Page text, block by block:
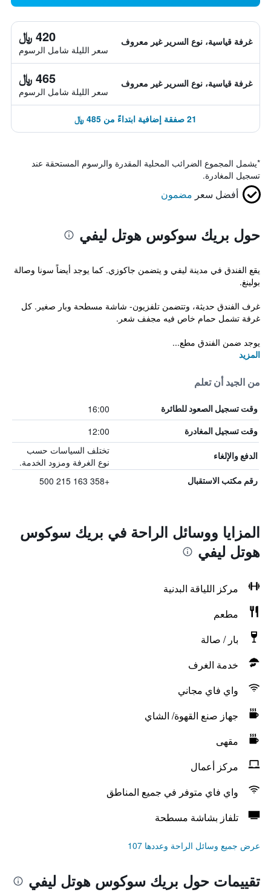
غرفة قياسية، نوع السرير غير معروف 420 ﷼
سعر الليلة شامل الرسوم
غرفة قياسية، نوع السرير غير معروف 465 ﷼
سعر الليلة شامل الرسوم
21 صفقة إضافية ابتداءً من 485 ﷼
*يشمل المجموع الضرائب المحلية المقدرة والرسوم المستحقة عند
تسجيل المغادرة.
أفضل سعر مضمون
حول بريك سوكوس هوتل ليفي
يقع الفندق في مدينة ليفي و يتضمن جاكوزي. كما يوجد أيضاً سونا وصالة
بولينغ.
غرف الفندق حديثة، وتتضمن تلفزيون- شاشة مسطحة وبار صغير. كل
غرفة تشمل حمام خاص فيه مجفف شعر.
يوجد ضمن الفندق مطع...
المزيد
من الجيد أن تعلم
وقت تسجيل الصعود للطائرة 16:00
وقت تسجيل المغادرة 12:00
الدفع والإلغاء
تختلف السياسات حسب
نوع الغرفة ومزود الخدمة.
رقم مكتب الاستقبال +358 163 215 500
المزايا ووسائل الراحة في بريك سوكوس
هوتل ليفي
مركز اللياقة البدنية
مطعم
بار / صالة
خدمة الغرف
واي فاي مجاني
جهاز صنع القهوة/ الشاي
مقهى
مركز أعمال
واي فاي متوفر في جميع المناطق
تلفاز بشاشة مسطحة
عرض جميع وسائل الراحة وعددها 107
تقييمات حول بريك سوكوس هوتل ليفي